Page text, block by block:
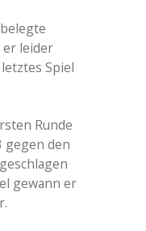
er leider
Spiel
Runde
gegen den
gewann er